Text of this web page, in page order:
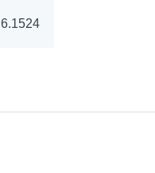
6.1524